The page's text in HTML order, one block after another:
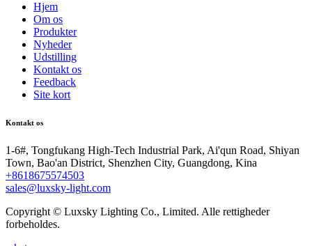
Hjem
Om os
Produkter
Nyheder
Udstilling
Kontakt os
Feedback
Site kort
Kontakt os
1-6#, Tongfukang High-Tech Industrial Park, Ai'qun Road, Shiyan
Town, Bao'an District, Shenzhen City, Guangdong, Kina
+8618675574503
sales@luxsky-light.com
Copyright © Luxsky Lighting Co., Limited. Alle rettigheder
forbeholdes.